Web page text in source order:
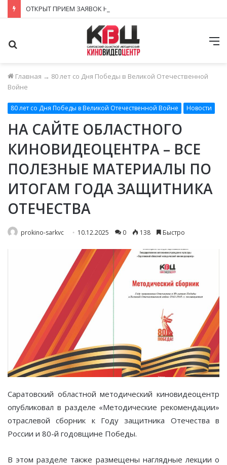
Главная → 80 лет со Дня Победы в Великой Отечественной
Войне
80 лет со Дня Победы в Великой Отечественной Войне Новости
НА САЙТЕ ОБЛАСТНОГО
КИНОВИДЕОЦЕНТРА – ВСЕ
ПОЛЕЗНЫЕ МАТЕРИАЛЫ ПО
ИТОГАМ ГОДА ЗАЩИТНИКА
ОТЕЧЕСТВА
prokino-sarkvc 10.12.2025 0 138 Быстро
Саратовский областной методический киновидеоцентр
опубликовал в разделе «Методические рекомендации»
отраслевой сборник к Году защитника Отечества в
России и 80-й годовщине Победы.
В этом разделе также размещены наглядные лекции о